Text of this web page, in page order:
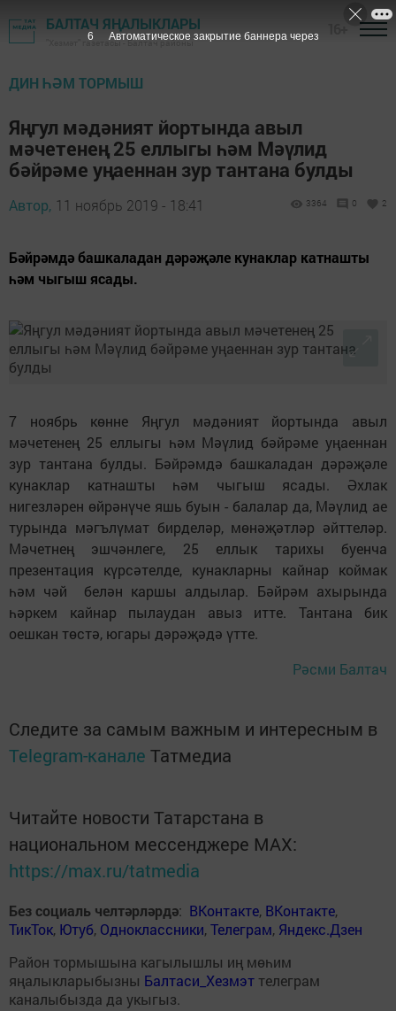
БАЛТАЧ ЯҢАЛЫКЛАРЫ
"Хезмәт" газетасы - Балтач районы
ДИН ҺӘМ ТОРМЫШ
Яңгул мәдәният йортында авыл
мәчетенең 25 еллыгы һәм Мәүлид
бәйрәме уңаеннан зур тантана булды
Автор, 11 ноябрь 2019 - 18:41 3364 0 2
Бәйрәмдә башкаладан дәрәҗәле кунаклар катнашты
һәм чыгыш ясады.
7 ноябрь көнне Яңгул мәдәният йортында авыл
мәчетенең 25 еллыгы һәм Мәүлид бәйрәме уңаеннан
зур тантана булды. Бәйрәмдә башкаладан дәрәҗәле
кунаклар катнашты һәм чыгыш ясады. Әхлак
нигезләрен өйрәнүче яшь буын - балалар да, Мәүлид ае
турында мәгълүмат бирделәр, мөнәҗәтләр әйттеләр.
Мәчетнең эшчәнлеге, 25 еллык тарихы буенча
презентация күрсәтелде, кунакларны кайнар коймак
һәм чәй белән каршы алдылар. Бәйрәм ахырында
һәркем кайнар пылаудан авыз итте. Тантана бик
оешкан төстә, югары дәрәҗәдә үтте.
Рәсми Балтач
Следите за самым важным и интересным в
Telegram-канале Татмедиа
Читайте новости Татарстана в
национальном мессенджере MАХ:
https://max.ru/tatmedia
Без социаль челтәрләрдә: ВКонтакте, ВКонтакте,
ТикТок, Ютуб, Одноклассники,Телеграм, Яндекс.Дзен
Район тормышына кагылышлы иң мөһим
яңалыкларыбызны Балтаси_Хезмэт телеграм
каналыбызда да укыгыз.
5 Автоматическое закрытие баннера через